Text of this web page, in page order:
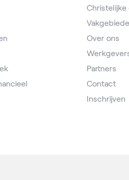
Christelijke
Over ons
Partners
Contact
Inschrijven